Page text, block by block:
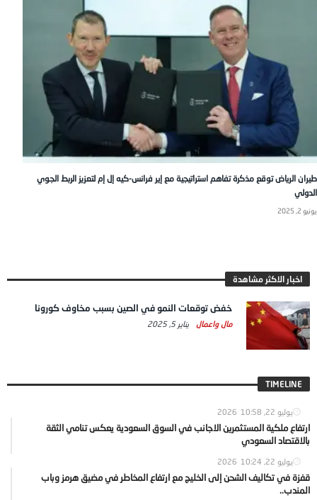
طيران الرياض توقع مذكرة تفاهم استراتيجية مع إير فرانس-كيه إل إم لتعزيز الربط الجوي
الدولي
يونيو 2, 2025
اخبار الاكثر مشاهدة
خفض توقعات النمو في الصين بسبب مخاوف كورونا
مال واعمال يناير 5, 2025
TIMELINE
يوليو 22, 2026 10:58
ارتفاع ملكية المستثمرين الاجانب في السوق السعودية يعكس تنامي الثقة
بالاقتصاد السعودي
يوليو 22, 2026 10:24
قفزة في تكاليف الشحن إلى الخليج مع ارتفاع المخاطر في مضيق هرمز وباب
المندب..